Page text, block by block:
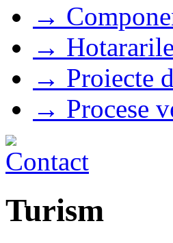
→
→
→ Proiecte
→ Procese
Turism